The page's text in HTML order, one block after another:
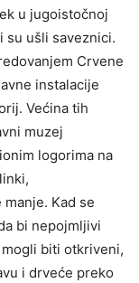
u jugoistočnoj
su ušli saveznici.
Crvene
instalacije
Većina tih
muzej
logorima na
Kad se
bi nepojmljivi
biti otkriveni,
i drveće preko